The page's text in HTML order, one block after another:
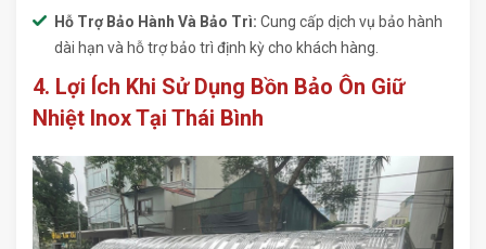
Hỗ Trợ Bảo Hành Và Bảo Trì: Cung cấp dịch vụ bảo hành
dài hạn và hỗ trợ bảo trì định kỳ cho khách hàng.
4. Lợi Ích Khi Sử Dụng Bồn Bảo Ôn Giữ
Nhiệt Inox Tại Thái Bình